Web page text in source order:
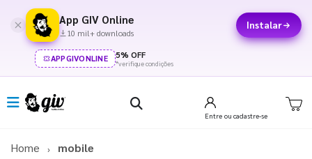
App GIV Online
10 mil+ downloads
Instalar
APPGIVONLINE 5% OFF
*verifique condições
Entre ou cadastre-se
Home mobile